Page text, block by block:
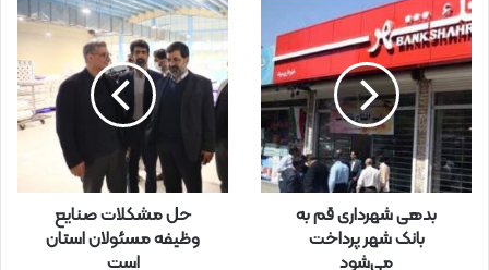
ل
خ
و
د
ر
ا
و
ا
ر
بدهی شهرداری قم به
بانک شهر پرداخت
می‌شود
حل مشکلات صنایع
وظیفه مسئولان استان
است